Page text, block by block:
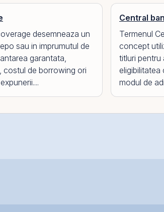
desemneaza un
sau in imprumutul de
garantata,
costul de borrowing ori
Central
Termenul
concept
titluri pentru
eligibilitatea
modul de